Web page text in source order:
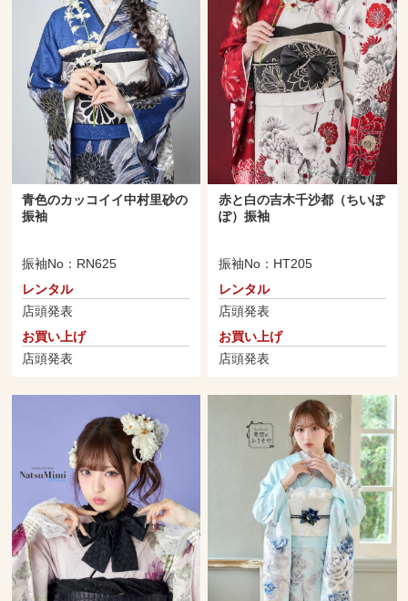
青色のカッコイイ中村里砂の
振袖
振袖No：RN625
レンタル
店頭発表
お買い上げ
店頭発表
赤と白の吉木千沙都（ちいぽ
ぽ）振袖
振袖No：HT205
レンタル
店頭発表
お買い上げ
店頭発表